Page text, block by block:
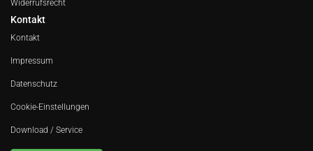
Widerrufsrecht
Kontakt
Kontakt
Impressum
Datenschutz
Cookie-Einstellungen
Download / Service